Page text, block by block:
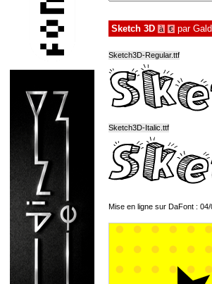
Sketch 3D à € par
Sketch3D-Regular.ttf
Sketch3D-Italic.ttf
Mise en ligne sur DaFont :